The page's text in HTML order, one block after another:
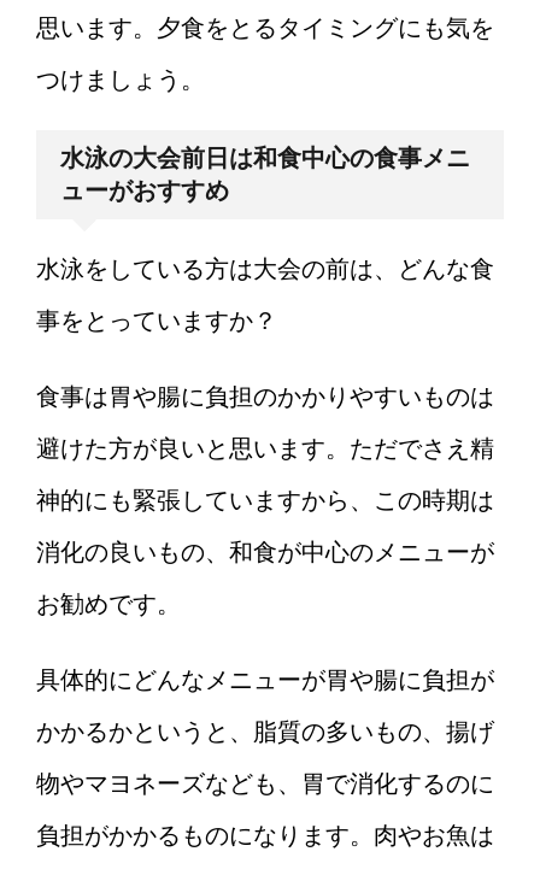
思います。夕食をとるタイミングにも気を
つけましょう。
水泳の大会前日は和食中心の食事メニ
ューがおすすめ
水泳をしている方は大会の前は、どんな食
事をとっていますか？
食事は胃や腸に負担のかかりやすいものは
避けた方が良いと思います。ただでさえ精
神的にも緊張していますから、この時期は
消化の良いもの、和食が中心のメニューが
お勧めです。
具体的にどんなメニューが胃や腸に負担が
かかるかというと、脂質の多いもの、揚げ
物やマヨネーズなども、胃で消化するのに
負担がかかるものになります。肉やお魚は